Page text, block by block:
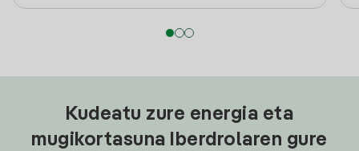
Kudeatu zure energia eta
mugikortasuna Iberdrolaren gure